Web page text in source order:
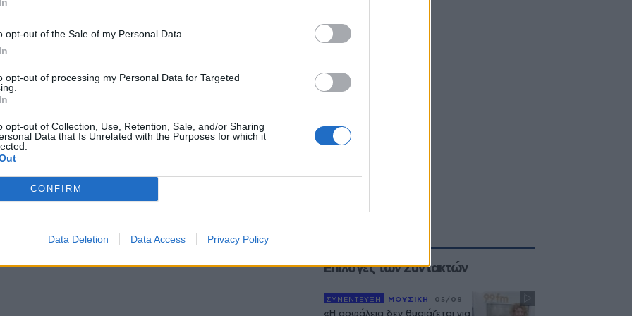
opt-out of the Sale of my Personal Data.
opt-out of processing my Personal Data for Targeted
opt-out of Collection, Use, Retention, Sale, and/or Sharing
Data that Is Unrelated with the Purposes for which it
CONFIRM
Data Deletion Data Access Privacy Policy
προγράμματα για σχολεία, εξορμήσεις για
ενημερωτικού και εκπαιδευτικού
ΔΙΑΦΗΜΙΣΗ
Επιλογές των Συντακτών
ΣΥΝΕΝΤΕΥΞΗ ΜΟΥΣΙΚΗ 05/08
«Η ασφάλεια δεν θυσιάζεται για